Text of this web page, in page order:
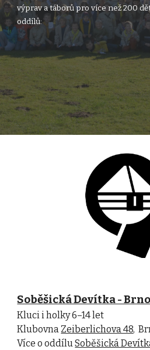
výprav a táborů pro více než 200
oddílů:
Soběšická Devítka -
Kluci i holky 6–14 let
Klubovna Zeiberlichova 48,
Více o oddíluSoběšická